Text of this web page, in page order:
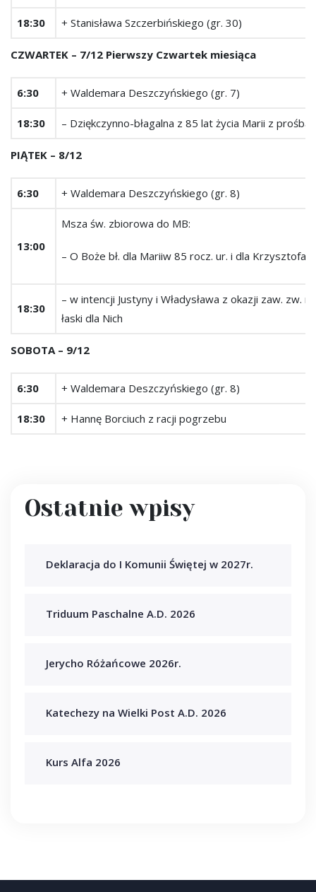
18:30 + Stanisława Szczerbińskiego (gr. 30)
CZWARTEK ­– 7/12 Pierwszy Czwartek miesiąca
6:30 + Waldemara Deszczyńskiego (gr. 7)
18:30 – Dziękczynno-błagalna z 85 lat życia Marii z prośbą
PIĄTEK – 8/12
6:30 + Waldemara Deszczyńskiego (gr. 8)
13:00
Msza św. zbiorowa do MB:
– O Boże bł. dla Mariiw 85 rocz. ur. i dla Krzysztofa
18:30
– w intencji Justyny i Władysława z okazji zaw. zw.
łaski dla Nich
SOBOTA – 9/12
6:30 + Waldemara Deszczyńskiego (gr. 8)
18:30 + Hannę Borciuch z racji pogrzebu
Ostatnie wpisy
Deklaracja do I Komunii Świętej w 2027r.
Triduum Paschalne A.D. 2026
Jerycho Różańcowe 2026r.
Katechezy na Wielki Post A.D. 2026
Kurs Alfa 2026